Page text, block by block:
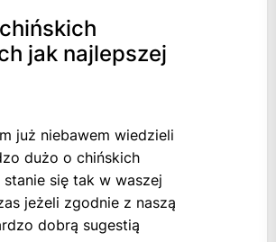
jak najlepszej
już niebawem wiedzieli
dużo o chińskich
się tak w waszej
jeżeli zgodnie z naszą
dobrą sugestią